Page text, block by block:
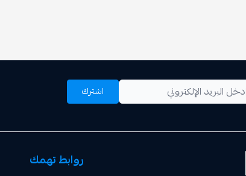
اشترك
روابط تهمك